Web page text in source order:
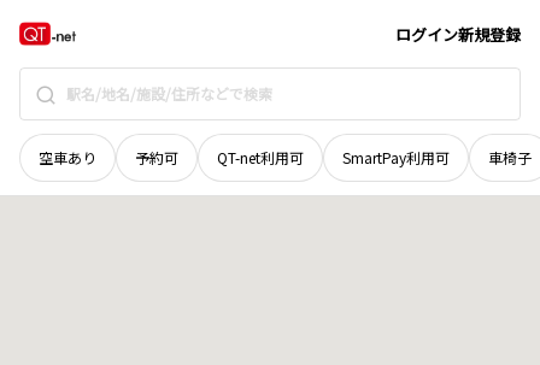
ログイン新規登録
空車あり 予約可 QT-net利用可 SmartPay利用可 車椅子
広島県